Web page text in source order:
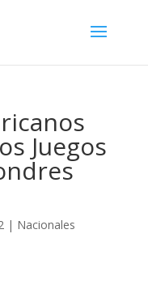
Juegos
| Nacionales